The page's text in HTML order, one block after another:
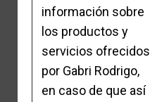
información sobre
los productos y
servicios ofrecidos
por Gabri Rodrigo,
en caso de que así